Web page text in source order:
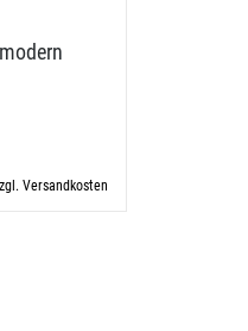
Versandkosten